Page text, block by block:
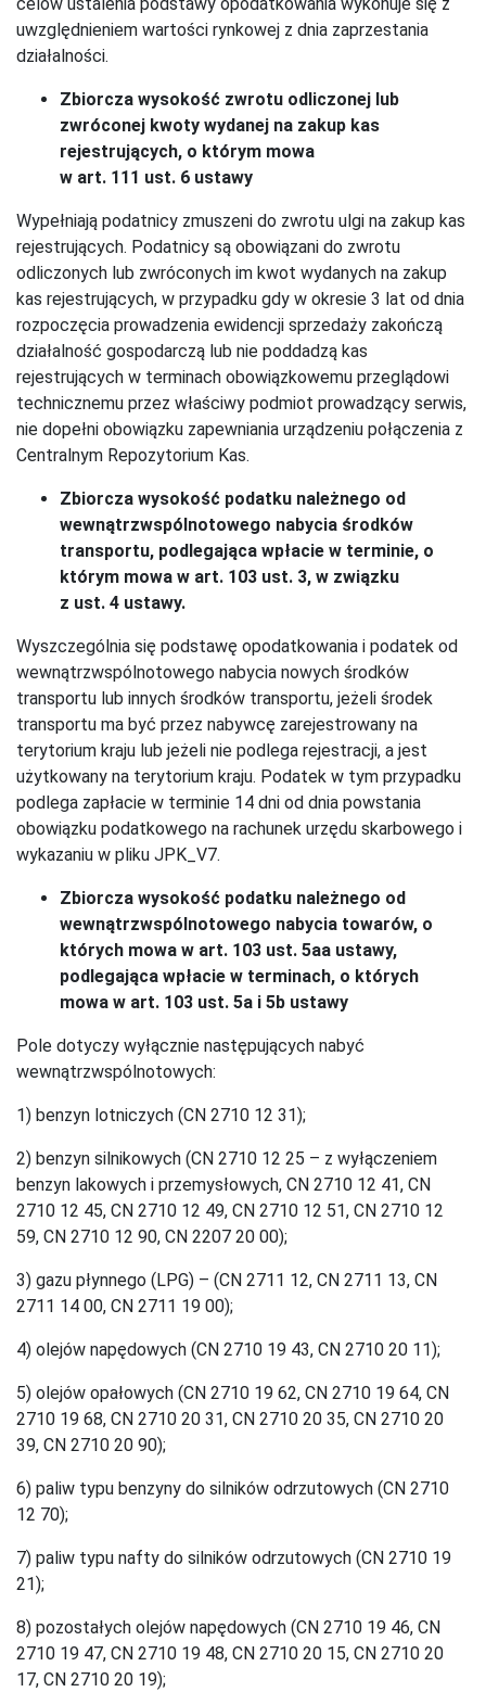
celów ustalenia podstawy opodatkowania wykonuje się z
uwzględnieniem wartości rynkowej z dnia zaprzestania
działalności.
Zbiorcza wysokość zwrotu odliczonej lub
zwróconej kwoty wydanej na zakup kas
rejestrujących, o którym mowa
w art. 111 ust. 6 ustawy
Wypełniają podatnicy zmuszeni do zwrotu ulgi na zakup kas
rejestrujących. Podatnicy są obowiązani do zwrotu
odliczonych lub zwróconych im kwot wydanych na zakup
kas rejestrujących, w przypadku gdy w okresie 3 lat od dnia
rozpoczęcia prowadzenia ewidencji sprzedaży zakończą
działalność gospodarczą lub nie poddadzą kas
rejestrujących w terminach obowiązkowemu przeglądowi
technicznemu przez właściwy podmiot prowadzący serwis,
nie dopełni obowiązku zapewniania urządzeniu połączenia z
Centralnym Repozytorium Kas.
Zbiorcza wysokość podatku należnego od
wewnątrzwspólnotowego nabycia środków
transportu, podlegająca wpłacie w terminie, o
którym mowa w art. 103 ust. 3, w związku
z ust. 4 ustawy.
Wyszczególnia się podstawę opodatkowania i podatek od
wewnątrzwspólnotowego nabycia nowych środków
transportu lub innych środków transportu, jeżeli środek
transportu ma być przez nabywcę zarejestrowany na
terytorium kraju lub jeżeli nie podlega rejestracji, a jest
użytkowany na terytorium kraju. Podatek w tym przypadku
podlega zapłacie w terminie 14 dni od dnia powstania
obowiązku podatkowego na rachunek urzędu skarbowego i
wykazaniu w pliku JPK_V7.
Zbiorcza wysokość podatku należnego od
wewnątrzwspólnotowego nabycia towarów, o
których mowa w art. 103 ust. 5aa ustawy,
podlegająca wpłacie w terminach, o których
mowa w art. 103 ust. 5a i 5b ustawy
Pole dotyczy wyłącznie następujących nabyć
wewnątrzwspólnotowych:
1) benzyn lotniczych (CN 2710 12 31);
2) benzyn silnikowych (CN 2710 12 25 – z wyłączeniem
benzyn lakowych i przemysłowych, CN 2710 12 41, CN
2710 12 45, CN 2710 12 49, CN 2710 12 51, CN 2710 12
59, CN 2710 12 90, CN 2207 20 00);
3) gazu płynnego (LPG) – (CN 2711 12, CN 2711 13, CN
2711 14 00, CN 2711 19 00);
4) olejów napędowych (CN 2710 19 43, CN 2710 20 11);
5) olejów opałowych (CN 2710 19 62, CN 2710 19 64, CN
2710 19 68, CN 2710 20 31, CN 2710 20 35, CN 2710 20
39, CN 2710 20 90);
6) paliw typu benzyny do silników odrzutowych (CN 2710
12 70);
7) paliw typu nafty do silników odrzutowych (CN 2710 19
21);
8) pozostałych olejów napędowych (CN 2710 19 46, CN
2710 19 47, CN 2710 19 48, CN 2710 20 15, CN 2710 20
17, CN 2710 20 19);